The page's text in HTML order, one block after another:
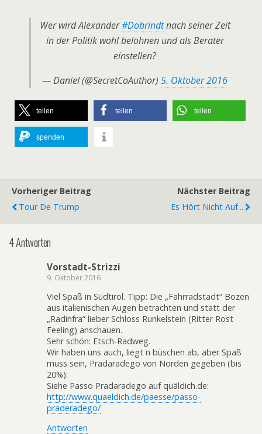
Wer wird Alexander#Dobrindtnach seiner Zeit
in der Politik wohl belohnen und als Berater
einstellen?
— Daniel (@SecretCoAuthor) 5. Oktober 2016
teilen teilen teilen
spenden
Vorheriger Beitrag
Tour De Trump
Nächster Beitrag
Es Hört Nicht Auf...
4 Antworten
Vorstadt-Strizzi
9. Oktober 2016
Viel Spaß in Südtirol. Tipp: Die „Fahrradstadt“ Bozen
aus italienischen Augen betrachten und statt der
„Radinfra“ lieber Schloss Runkelstein (Ritter Rost
Feeling) anschauen.
Sehr schön: Etsch-Radweg.
Wir haben uns auch, liegt n büschen ab, aber Spaß
muss sein, Pradaradego von Norden gegeben (bis
20%):
Siehe Passo Pradaradego auf quäldich.de:
http://www.quaeldich.de/paesse/passo-
praderadego/
Antworten